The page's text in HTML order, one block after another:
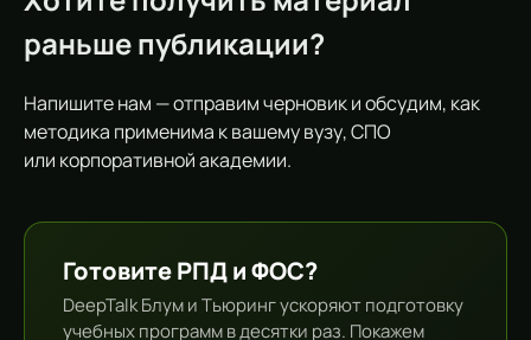
раньше публикации?
Напишите нам — отправим черновик и обсудим, как
методика применима к вашему вузу, СПО
или корпоративной академии.
Готовите РПД и ФОС?
DeepTalk Блум и Тьюринг ускоряют подготовку
учебных программ в десятки раз. Покажем